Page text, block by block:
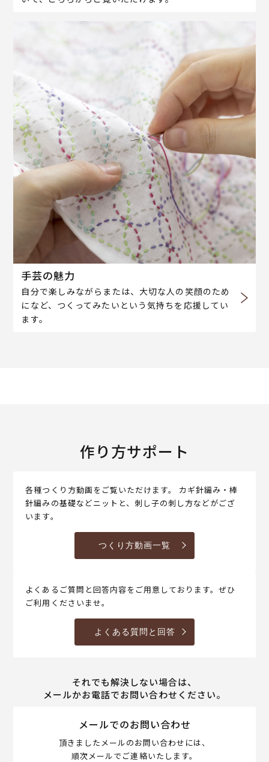
手芸の魅力
自分で楽しみながらまたは、大切な人の笑顔のため
になど、つくってみたいという気持ちを応援してい
ます。
作り方サポート
各種つくり方動画をご覧いただけます。 カギ針編み・棒
針編みの基礎などニットと、刺し子の刺し方などがござ
います。
つくり方動画一覧
よくあるご質問と回答内容をご用意しております。ぜひ
ご利用くださいませ。
よくある質問と回答
それでも解決しない場合は、
メールかお電話でお問い合わせください。
メールでのお問い合わせ
頂きましたメールのお問い合わせには、
順次メールでご連絡いたします。